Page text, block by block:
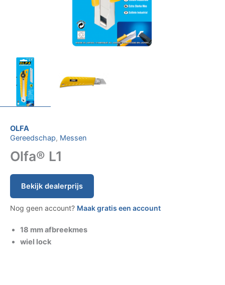
OLFA
Gereedschap, Messen
Olfa® L1
Bekijk dealerprijs
Nog geen account? Maak gratis een account
18 mm afbreekmes
wiel lock